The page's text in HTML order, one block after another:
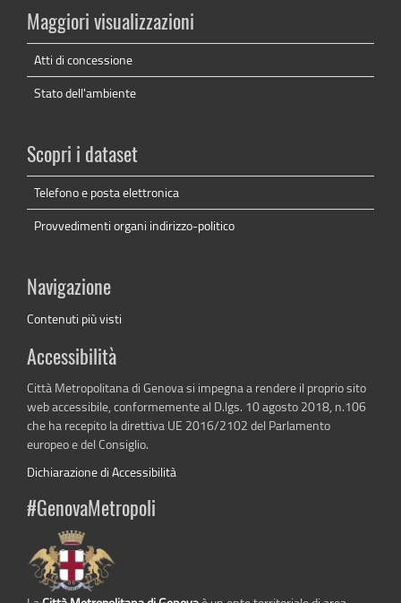
Maggiori visualizzazioni
Atti di concessione
Stato dell'ambiente
Scopri i dataset
Telefono e posta elettronica
Provvedimenti organi indirizzo-politico
Navigazione
Contenuti più visti
Accessibilità
Città Metropolitana di Genova si impegna a rendere il proprio sito
web accessibile, conformemente al D.lgs. 10 agosto 2018, n.106
che ha recepito la direttiva UE 2016/2102 del Parlamento
europeo e del Consiglio.
Dichiarazione di Accessibilità
#GenovaMetropoli